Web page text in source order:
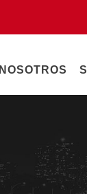
NOSOTROS